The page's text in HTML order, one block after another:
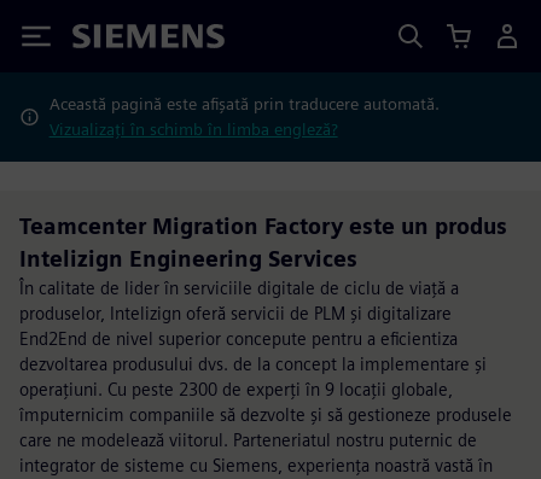
Siemens
Această pagină este afișată prin traducere automată.
Vizualizați în schimb în limba engleză?
Teamcenter Migration Factory este un produs
Intelizign Engineering Services
În calitate de lider în serviciile digitale de ciclu de viață a
produselor, Intelizign oferă servicii de PLM și digitalizare
End2End de nivel superior concepute pentru a eficientiza
dezvoltarea produsului dvs. de la concept la implementare și
operațiuni. Cu peste 2300 de experți în 9 locații globale,
împuternicim companiile să dezvolte și să gestioneze produsele
care ne modelează viitorul. Parteneriatul nostru puternic de
integrator de sisteme cu Siemens, experiența noastră vastă în